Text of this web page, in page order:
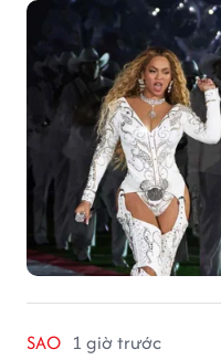
SAO 1 giờ trước